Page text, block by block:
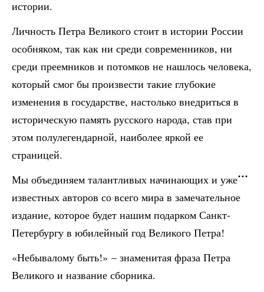
истории.
Личность Петра Великого стоит в истории России
особняком, так как ни среди современников, ни
среди преемников и потомков не нашлось человека,
который смог бы произвести такие глубокие
изменения в государстве, настолько внедриться в
историческую память русского народа, став при
этом полулегендарной, наиболее яркой ее
страницей.
Мы объединяем талантливых начинающих и уже
известных авторов со всего мира в замечательное
издание, которое будет нашим подарком Санкт-
Петербургу в юбилейный год Великого Петра!
«Небывалому быть!» – знаменитая фраза Петра
Великого и название сборника.